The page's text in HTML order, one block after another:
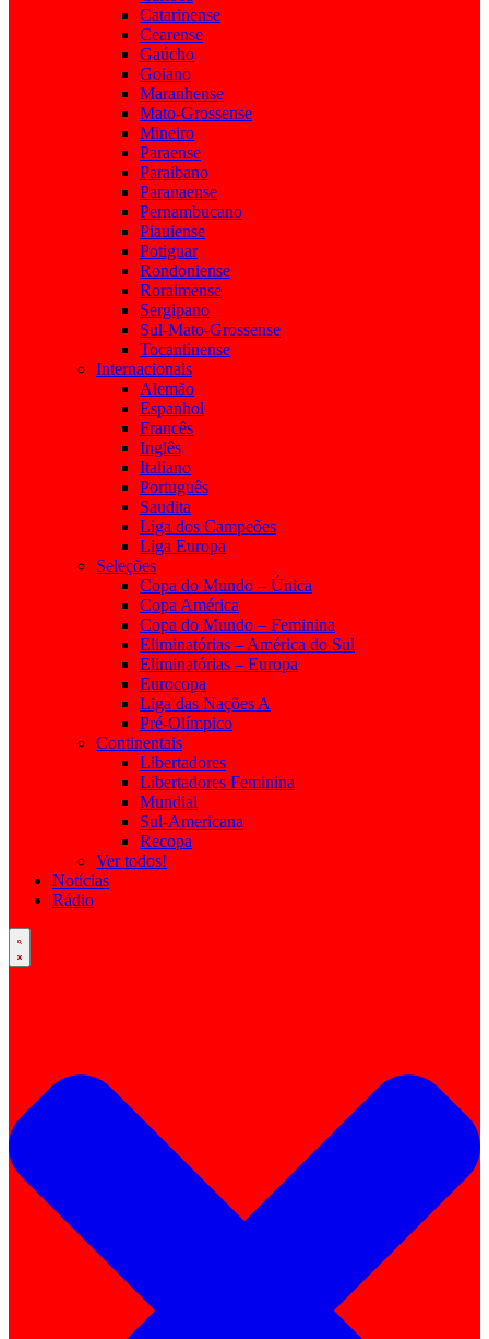
Catarinense
Cearense
Gaúcho
Goiano
Maranhense
Mato-Grossense
Mineiro
Paraense
Paraibano
Paranaense
Pernambucano
Piauiense
Potiguar
Rondoniense
Roraimense
Sergipano
Sul-Mato-Grossense
Tocantinense
Internacionais
Alemão
Espanhol
Francês
Inglês
Italiano
Português
Saudita
Liga dos Campeões
Liga Europa
Seleções
Copa do Mundo – Única
Copa América
Copa do Mundo – Feminina
Eliminatórias – América do Sul
Eliminatórias – Europa
Eurocopa
Liga das Nações A
Pré-Olímpico
Continentais
Libertadores
Libertadores Feminina
Mundial
Sul-Americana
Recopa
Ver todos!
Notícias
Rádio